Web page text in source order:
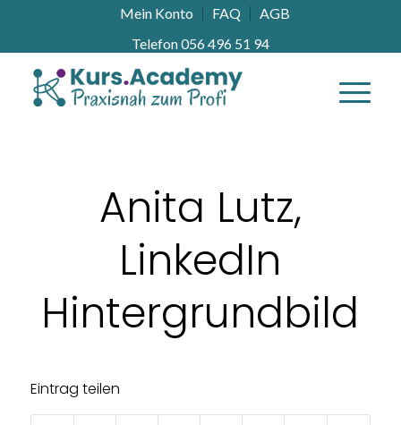
Mein Konto FAQ
AGB
Telefon 056 496 51 94
Anita Lutz,
LinkedIn
Hintergrundbild
Eintrag teilen